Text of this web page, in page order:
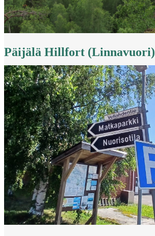
Päijälä Hillfort (Linnavuori)